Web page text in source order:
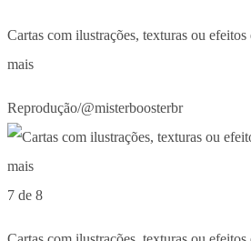
Cartas com ilustrações, texturas ou
mais
Reprodução/@misterboosterbr
7 de 8